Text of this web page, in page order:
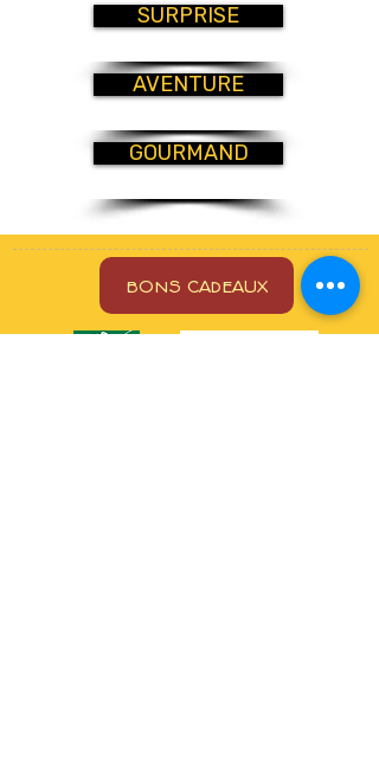
SURPRISE
AVENTURE
GOURMAND
BONS CADEAUX